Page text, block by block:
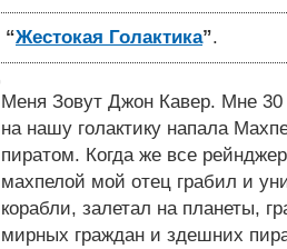
“Жестокая Голактика”.
Меня Зовут Джон Кавер. Мне 30
на нашу голактику напала
пиратом. Когда же все
махпелой мой отец грабил и
корабли, залетал на планеты,
мирных граждан и здешних